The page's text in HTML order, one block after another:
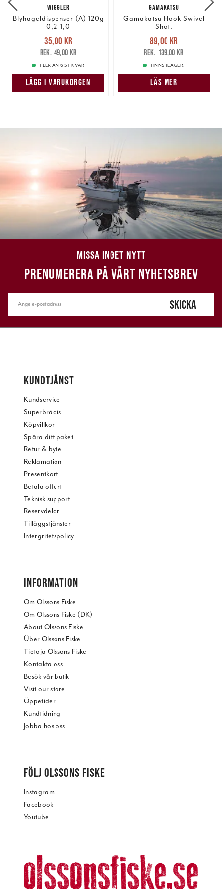
WIGGLER
Blyhageldispenser (A) 120g
0,2-1,0
Nuvarande pris
35,00 krTidigare pris
49,00 kr
35,00 kr
49,00 kr
FLER ÄN 6 ST KVAR
LÄGG I VARUKORGEN
GAMAKATSU
Gamakatsu Hook Swivel
Shot.
Nuvarande pris
89,00 krTidigare pris
139,00 kr
89,00 kr
139,00 kr
FINNS I LAGER.
LÄS MER
MISSA INGET NYTT
PRENUMERERA PÅ VÅRT NYHETSBREV
SKICKA
KUNDTJÄNST
Kundservice
Superbrådis
Köpvillkor
Spåra ditt paket
Retur & byte
Reklamation
Presentkort
Betala offert
Teknisk support
Reservdelar
Tilläggstjänster
Intergritetspolicy
INFORMATION
Om Olssons Fiske
Om Olssons Fiske (DK)
About Olssons Fiske
Über Olssons Fiske
Tietoja Olssons Fiske
Kontakta oss
Besök vår butik
Visit our store
Öppetider
Kundtidning
Jobba hos oss
FÖLJ OLSSONS FISKE
Instagram
Facebook
Youtube